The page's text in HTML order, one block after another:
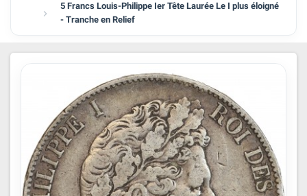

5 Francs Louis-Philippe Ier Tête Laurée Le I plus éloigné
- Tranche en Relief